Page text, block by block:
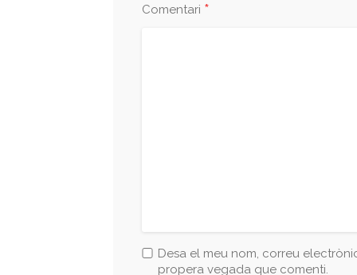
Comentari *
Desa el meu nom, correu
propera vegada que comenti.